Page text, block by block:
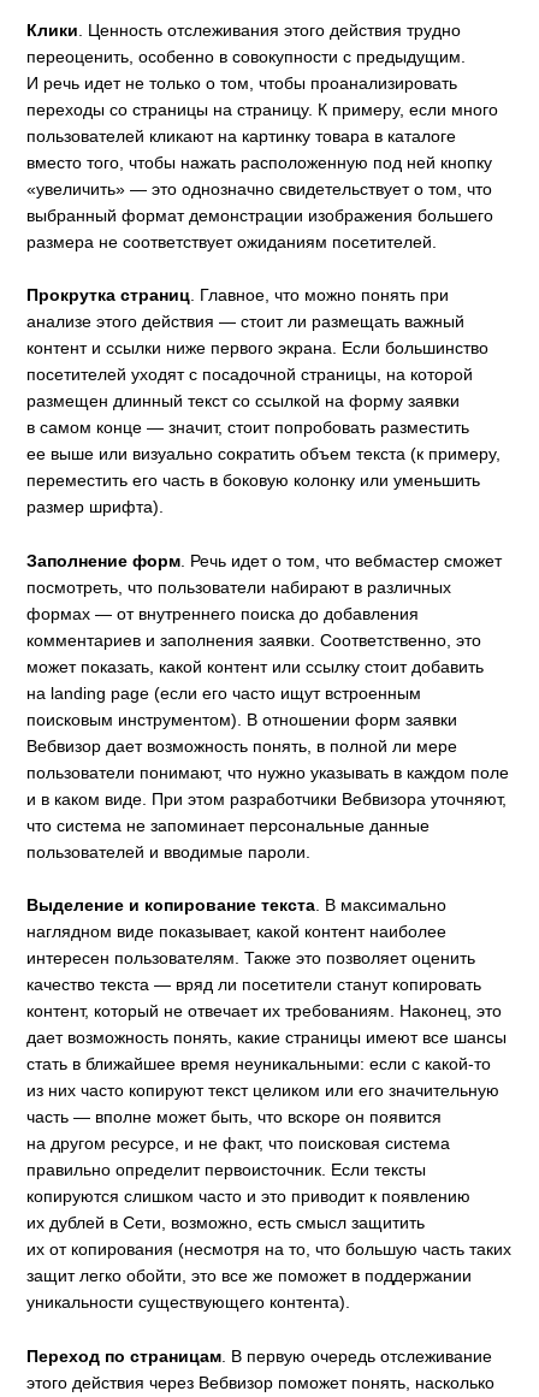
Клики . Ценность отслеживания этого действия трудно
переоценить, особенно в совокупности с предыдущим.
И речь идет не только о том, чтобы проанализировать
переходы со страницы на страницу. К примеру, если много
пользователей кликают на картинку товара в каталоге
вместо того, чтобы нажать расположенную под ней кнопку
«увеличить» — это однозначно свидетельствует о том, что
выбранный формат демонстрации изображения большего
размера не соответствует ожиданиям посетителей.
Прокрутка страниц. Главное, что можно понять при
анализе этого действия — стоит ли размещать важный
контент и ссылки ниже первого экрана. Если большинство
посетителей уходят с посадочной страницы, на которой
размещен длинный текст со ссылкой на форму заявки
в самом конце — значит, стоит попробовать разместить
ее выше или визуально сократить объем текста (к примеру,
переместить его часть в боковую колонку или уменьшить
размер шрифта).
Заполнение форм . Речь идет о том, что вебмастер сможет
посмотреть, что пользователи набирают в различных
формах — от внутреннего поиска до добавления
комментариев и заполнения заявки. Соответственно, это
может показать, какой контент или ссылку стоит добавить
на landing page (если его часто ищут встроенным
поисковым инструментом). В отношении форм заявки
Вебвизор дает возможность понять, в полной ли мере
пользователи понимают, что нужно указывать в каждом поле
и в каком виде. При этом разработчики Вебвизора уточняют,
что система не запоминает персональные данные
пользователей и вводимые пароли.
Выделение и копирование текста . В максимально
наглядном виде показывает, какой контент наиболее
интересен пользователям. Также это позволяет оценить
качество текста — вряд ли посетители станут копировать
контент, который не отвечает их требованиям. Наконец, это
дает возможность понять, какие страницы имеют все шансы
стать в ближайшее время неуникальными: если с какой-то
из них часто копируют текст целиком или его значительную
часть — вполне может быть, что вскоре он появится
на другом ресурсе, и не факт, что поисковая система
правильно определит первоисточник. Если тексты
копируются слишком часто и это приводит к появлению
их дублей в Сети, возможно, есть смысл защитить
их от копирования (несмотря на то, что большую часть таких
защит легко обойти, это все же поможет в поддержании
уникальности существующего контента).
Переход по страницам . В первую очередь отслеживание
этого действия через Вебвизор поможет понять, насколько